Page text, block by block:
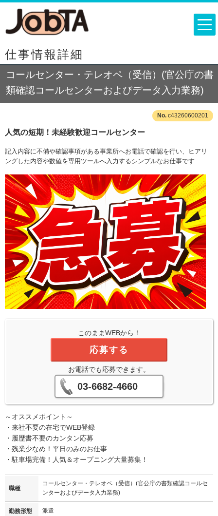
仕事情報詳細
コールセンター・テレオペ（受信）(官公庁の書
類確認コールセンターおよびデータ入力業務)
c43260600201
人気の短期！未経験歓迎コールセンター
記入内容に不備や確認事項がある事業所へお電話で確認を行い、ヒアリ
ングした内容や数値を専用ツールへ入力するシンプルなお仕事です
このままWEBから！
応募する
お電話でも応募できます。
03-6682-4660
～オススメポイント～
・来社不要の在宅でWEB登録
・履歴書不要のカンタン応募
・残業少なめ！平日のみのお仕事
・駐車場完備！人気＆オープニング大量募集！
職種
コールセンター・テレオペ（受信）(官公庁の書類確認コールセ
ンターおよびデータ入力業務)
勤務形態 派遣